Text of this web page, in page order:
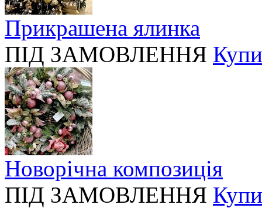
Прикрашена ялинка
ПІД ЗАМОВЛЕННЯ
Новорічна композиція
ПІД ЗАМОВЛЕННЯ